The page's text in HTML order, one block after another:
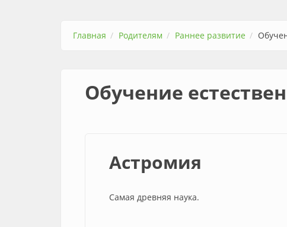
Главная Родителям Раннее развитие
Обучение
Астромия
Самая древняя наука.